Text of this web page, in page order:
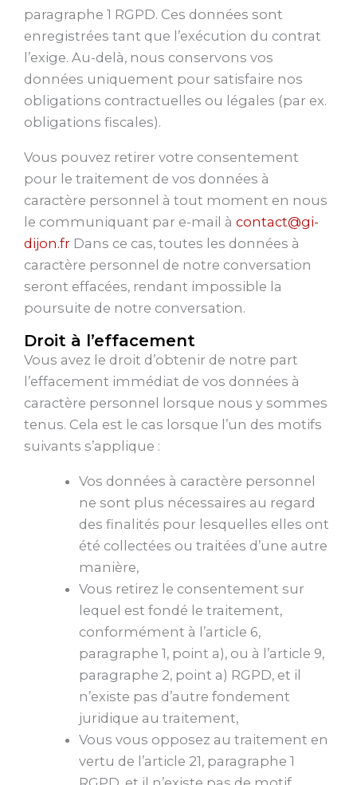
paragraphe 1 RGPD. Ces données sont
enregistrées tant que l’exécution du contrat
l’exige. Au-delà, nous conservons vos
données uniquement pour satisfaire nos
obligations contractuelles ou légales (par ex.
obligations fiscales).
Vous pouvez retirer votre consentement
pour le traitement de vos données à
caractère personnel à tout moment en nous
le communiquant par e-mail à contact@gi-
dijon.fr Dans ce cas, toutes les données à
caractère personnel de notre conversation
seront effacées, rendant impossible la
poursuite de notre conversation.
Droit à l’effacement
Vous avez le droit d’obtenir de notre part
l’effacement immédiat de vos données à
caractère personnel lorsque nous y sommes
tenus. Cela est le cas lorsque l’un des motifs
suivants s’applique :
Vos données à caractère personnel
ne sont plus nécessaires au regard
des finalités pour lesquelles elles ont
été collectées ou traitées d’une autre
manière,
Vous retirez le consentement sur
lequel est fondé le traitement,
conformément à l’article 6,
paragraphe 1, point a), ou à l’article 9,
paragraphe 2, point a) RGPD, et il
n’existe pas d’autre fondement
juridique au traitement,
Vous vous opposez au traitement en
vertu de l’article 21, paragraphe 1